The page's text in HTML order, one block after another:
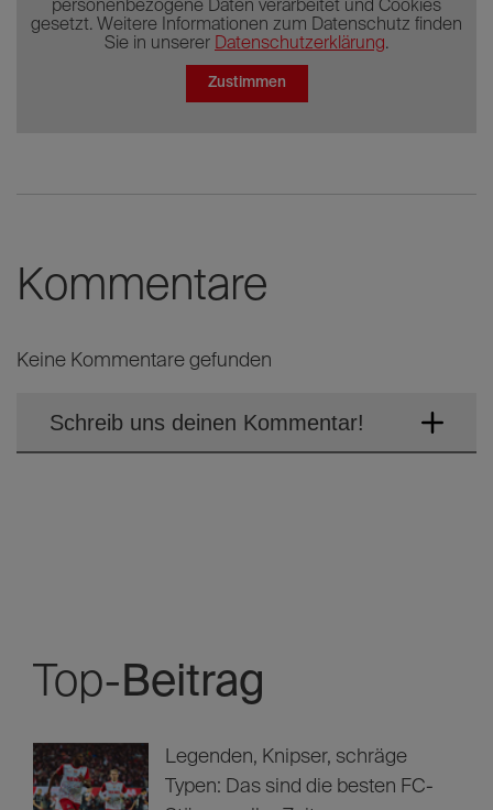
personenbezogene Daten verarbeitet und Cookies
gesetzt. Weitere Informationen zum Datenschutz finden
Sie in unserer Datenschutzerklärung.
Zustimmen
Kommentare
Keine Kommentare gefunden
Schreib uns deinen Kommentar!
Top- Beitrag
Legenden, Knipser, schräge
Typen: Das sind die besten FC-